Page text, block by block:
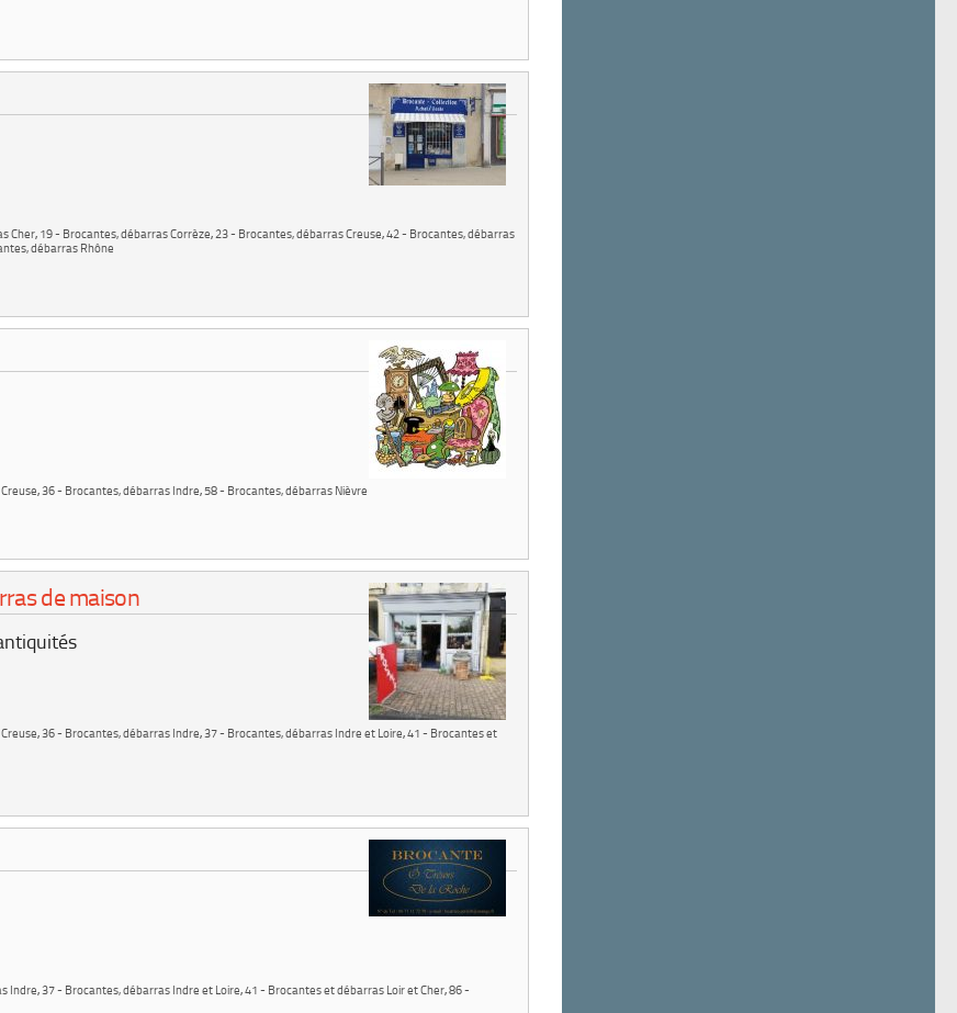
Cher, 19 - Brocantes, débarras Corrèze,23 - Brocantes, débarras Creuse,42 - Brocantes, débarras
débarras Rhône
,36 - Brocantes, débarras Indre,58 - Brocantes, débarras Nièvre
de maison
,36 - Brocantes, débarras Indre,37 - Brocantes, débarras Indre et Loire,41 - Brocantes et
Indre,37 - Brocantes, débarras Indre et Loire,41 - Brocantes et débarras Loir et Cher,86 -